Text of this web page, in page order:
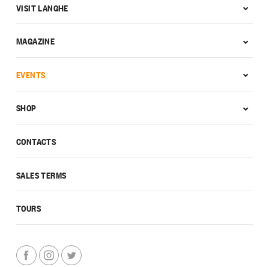
CONTACTS
SALES TERMS
TOURS
VISIT LANGHE
MAGAZINE
EVENTS
SHOP